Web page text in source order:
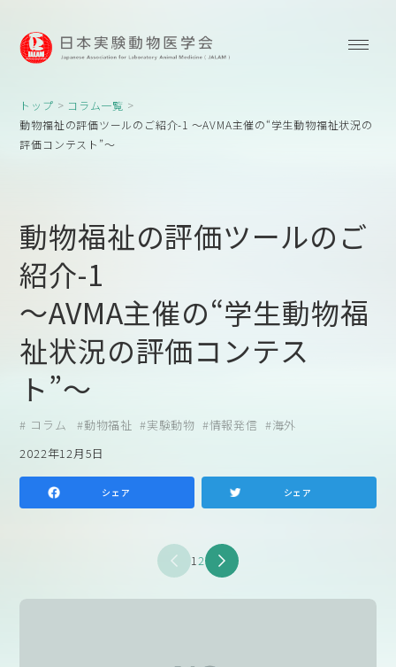
トップ
コラム一覧
動物福祉の評価ツールのご紹介-1 〜AVMA主催の“学生動物福祉状況の
評価コンテスト”〜
動物福祉の評価ツールのご
紹介-1
〜AVMA主催の“学生動物福
祉状況の評価コンテス
ト”〜
コラム 動物福祉 実験動物 情報発信
海外
2022年12月5日
シェア シェア
12